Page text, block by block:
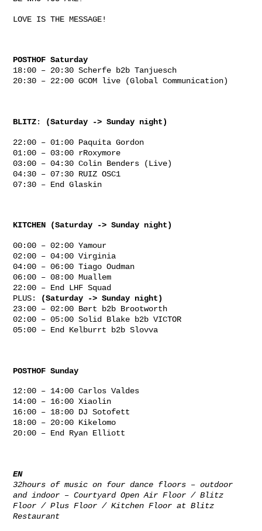
LOVE IS THE MESSAGE!
POSTHOF Saturday
18:00 – 20:30 Scherfe b2b Tanjuesch
20:30 – 22:00 GCOM live (Global Communication)
BLITZ: (Saturday -> Sunday night)
22:00 – 01:00 Paquita Gordon
01:00 – 03:00 rRoxymore
03:00 – 04:30 Colin Benders (Live)
04:30 – 07:30 RUIZ OSC1
07:30 – End Glaskin
KITCHEN (Saturday -> Sunday night)
00:00 – 02:00 Yamour
02:00 – 04:00 Virginia
04:00 – 06:00 Tiago Oudman
06:00 – 08:00 Muallem
22:00 – End LHF Squad
PLUS:
(Saturday -> Sunday night)
23:00 – 02:00 Børt b2b Brootworth
02:00 – 05:00 Solid Blake b2b VICTOR
05:00 – End Kelburrt b2b Slovva
POSTHOF Sunday
12:00 – 14:00 Carlos Valdes
14:00 – 16:00 Xiaolin
16:00 – 18:00 DJ Sotofett
18:00 – 20:00 Kikelomo
20:00 – End Ryan Elliott
EN
32hours of music on four dance floors – outdoor
and indoor – Courtyard Open Air Floor / Blitz
Floor / Plus Floor / Kitchen Floor at Blitz
Restaurant